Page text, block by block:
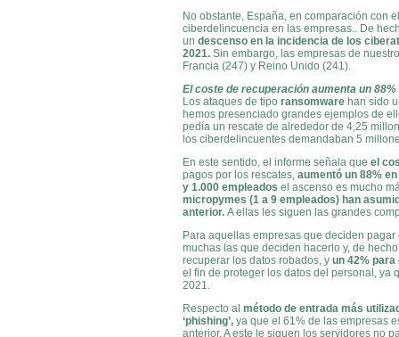
No obstante, España, en comparación con
ciberdelincuencia en las empresas.. De
un descenso en la incidencia de los
2021. Sin embargo, las empresas de
Francia (247) y Reino Unido (241).
El coste de recuperación aumenta un 88%
Los ataques de tipo ransomware han sido
hemos presenciado grandes ejemplos de
pedía un rescate de alrededor de 4,25
los ciberdelincuentes demandaban 5
En este sentido, el informe señala que el
pagos por los rescates, aumentó un 88%
y 1.000 empleados el ascenso es mucho
micropymes (1 a 9 empleados) han
anterior. A ellas les siguen las grandes
Para aquellas empresas que deciden
muchas las que deciden hacerlo y, de
recuperar los datos robados, y un 42%
el fin de proteger los datos del personal, ya
2021.
Respecto al método de entrada más
‘phishing’, ya que el 61% de las empresas
anterior. A este le siguen los servidores no